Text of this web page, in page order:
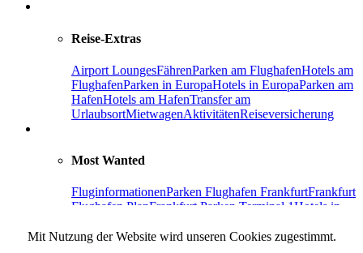
Reise-Extras
Airport LoungesFährenParken am FlughafenHotels am
FlughafenParken in EuropaHotels in EuropaParken am
HafenHotels am HafenTransfer am
UrlaubsortMietwagenAktivitätenReiseversicherung
Most Wanted
FluginformationenParken Flughafen FrankfurtFrankfurt
Flughafen PlanFrankfurt Parken Terminal 1Hotels in
Flughafen
Mit Nutzung der Website wird unseren Cookies zugestimmt.